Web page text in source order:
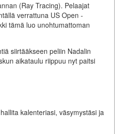
(Ray Tracing). Pelaajat
verrattuna US Open -
tämä luo unohtumattoman
siirtääkseen peliin Nadalin
aikataulu riippuu nyt paitsi
kalenteriasi, väsymystäsi ja